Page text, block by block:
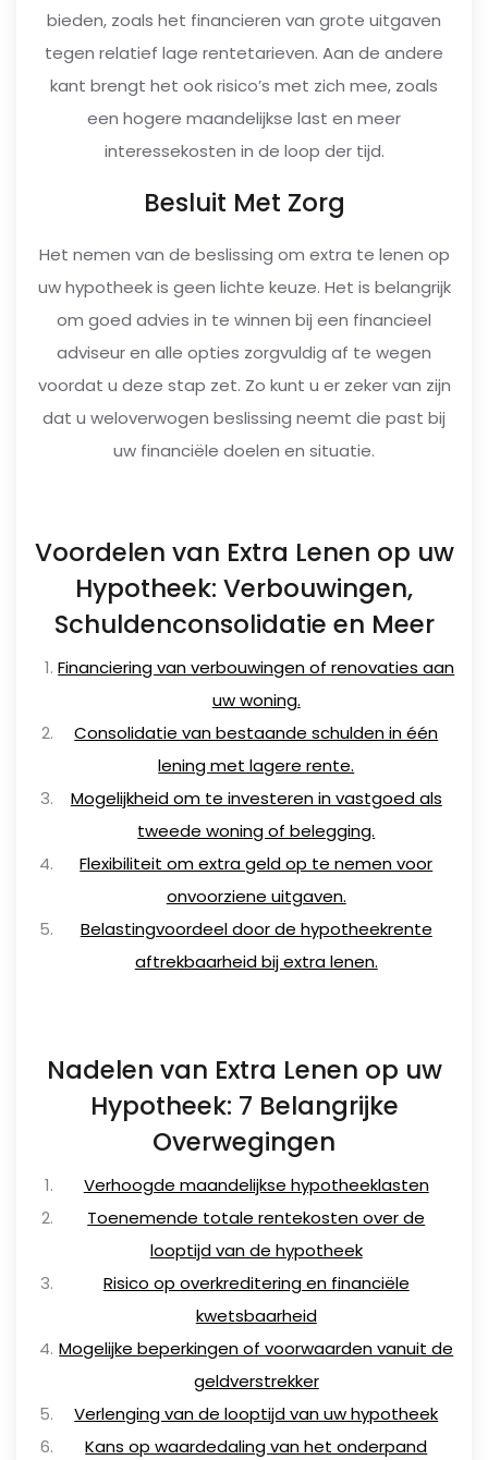
bieden, zoals het financieren van grote uitgaven
tegen relatief lage rentetarieven. Aan de andere
kant brengt het ook risico’s met zich mee, zoals
een hogere maandelijkse last en meer
interessekosten in de loop der tijd.
Besluit Met Zorg
Het nemen van de beslissing om extra te lenen op
uw hypotheek is geen lichte keuze. Het is belangrijk
om goed advies in te winnen bij een financieel
adviseur en alle opties zorgvuldig af te wegen
voordat u deze stap zet. Zo kunt u er zeker van zijn
dat u weloverwogen beslissing neemt die past bij
uw financiële doelen en situatie.
Voordelen van Extra Lenen op uw
Hypotheek: Verbouwingen,
Schuldenconsolidatie en Meer
Financiering van verbouwingen of renovaties aan
uw woning.
Consolidatie van bestaande schulden in één
lening met lagere rente.
Mogelijkheid om te investeren in vastgoed als
tweede woning of belegging.
Flexibiliteit om extra geld op te nemen voor
onvoorziene uitgaven.
Belastingvoordeel door de hypotheekrente
aftrekbaarheid bij extra lenen.
Nadelen van Extra Lenen op uw
Hypotheek: 7 Belangrijke
Overwegingen
Verhoogde maandelijkse hypotheeklasten
Toenemende totale rentekosten over de
looptijd van de hypotheek
Risico op overkreditering en financiële
kwetsbaarheid
Mogelijke beperkingen of voorwaarden vanuit de
geldverstrekker
Verlenging van de looptijd van uw hypotheek
Kans op waardedaling van het onderpand